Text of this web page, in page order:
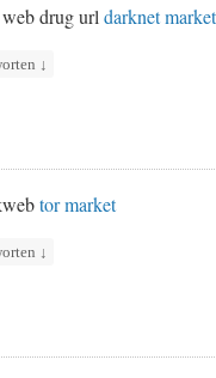
drug urldarknet
↓
tor market
↓